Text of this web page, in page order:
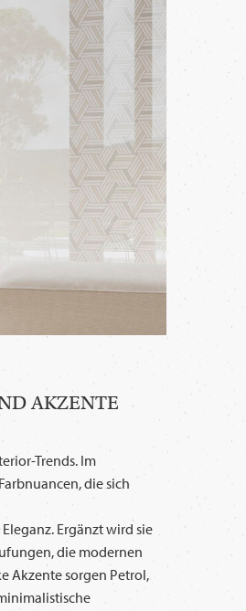
AKZENTE
Trends. Im
die sich
Ergänzt wird sie
die modernen
Akzente sorgen Petrol,